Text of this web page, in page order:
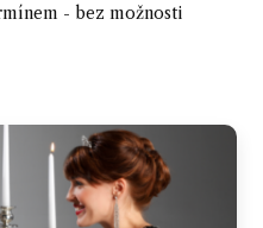
- bez možnosti